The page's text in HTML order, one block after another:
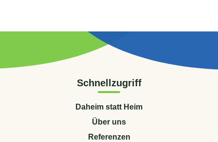
Schnellzugriff
Daheim statt Heim
Über uns
Referenzen